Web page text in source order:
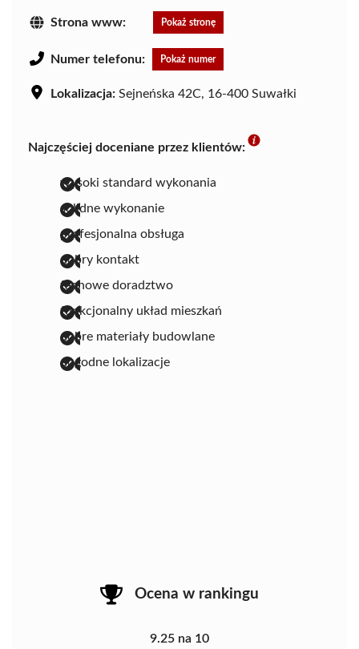
Strona www: Pokaż stronę
Numer telefonu: Pokaż numer
Lokalizacja: Sejneńska 42C, 16-400 Suwałki
Najczęściej doceniane przez klientów:
wysoki standard wykonania
solidne wykonanie
profesjonalna obsługa
dobry kontakt
fachowe doradztwo
funkcjonalny układ mieszkań
dobre materiały budowlane
dogodne lokalizacje
Ocena w rankingu
9.25 na 10